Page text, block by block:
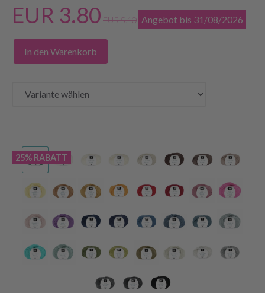
EUR 3.80 EUR 5.10 Angebot bis 31/08/2026
In den Warenkorb
25% RABATT